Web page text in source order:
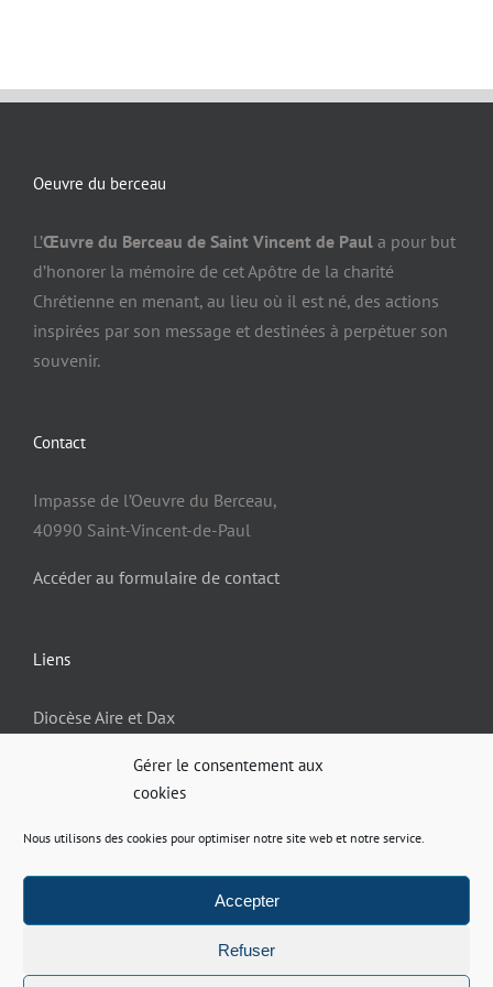
Gérer le consentement aux
cookies
Nous utilisons des cookies pour optimiser notre site web et notre service.
Accepter
Refuser
Oeuvre du berceau
L’Œuvre du Berceau de Saint Vincent de Paul a pour but
d’honorer la mémoire de cet Apôtre de la charité
Chrétienne en menant, au lieu où il est né, des actions
inspirées par son message et destinées à perpétuer son
souvenir.
Contact
Impasse de l’Oeuvre du Berceau,
40990 Saint-Vincent-de-Paul
Accéder au formulaire de contact
Liens
Diocèse Aire et Dax